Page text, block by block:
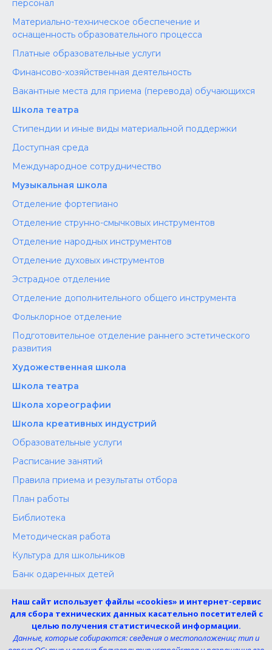
персонал
Материально-техническое обеспечение и
оснащенность образовательного процесса
Платные образовательные услуги
Финансово-хозяйственная деятельность
Вакантные места для приема (перевода) обучающихся
Школа театра
Стипендии и иные виды материальной поддержки
Доступная среда
Международное сотрудничество
Музыкальная школа
Отделение фортепиано
Отделение струнно-смычковых инструментов
Отделение народных инструментов
Отделение духовых инструментов
Эстрадное отделение
Отделение дополнительного общего инструмента
Фольклорное отделение
Подготовительное отделение раннего эстетического
развития
Художественная школа
Школа‌‌‌‌ театра
Школа хореографии
Школа креативных индустрий
Образовательные услуги
Расписание занятий
Правила приема и результаты отбора
План работы
Библиотека
Методическая работа
Культура для школьников
Банк одаренных детей
Независимая оценка
Меры поддержки участников СВО
Наш сайт использует файлы «cookies» и интернет-сервис
для сбора технических данных касательно посетителей с
целью получения статистической информации.
Данные, которые собираются: сведения о местоположении; тип и